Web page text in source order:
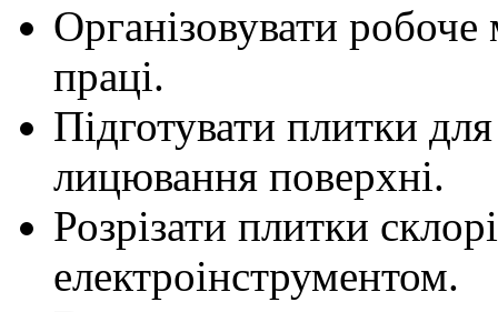
Організовувати
праці.
Підготувати плитки
лицювання поверхні.
Розрізати плитки
електроінструментом.